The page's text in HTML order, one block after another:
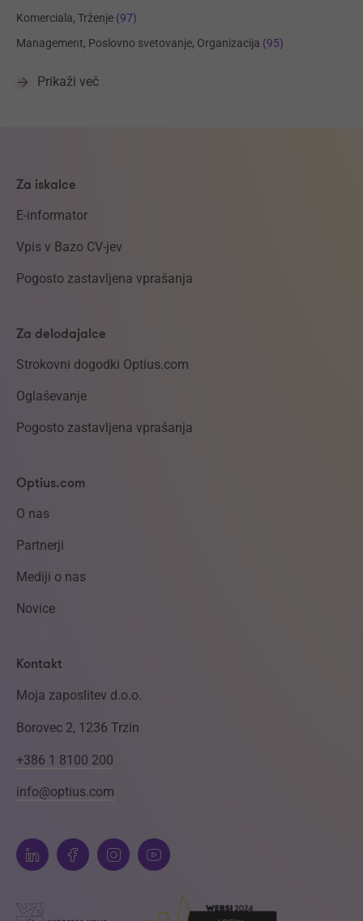
Komerciala, Trženje (97)
Management, Poslovno svetovanje, Organizacija (95)
Prikaži več
Za iskalce
E-informator
Vpis v Bazo CV-jev
Pogosto zastavljena vprašanja
Za delodajalce
Strokovni dogodki Optius.com
Oglaševanje
Pogosto zastavljena vprašanja
Optius.com
O nas
Partnerji
Mediji o nas
Novice
Kontakt
Moja zaposlitev d.o.o.
Borovec 2, 1236 Trzin
+386 1 8100 200
info@optius.com